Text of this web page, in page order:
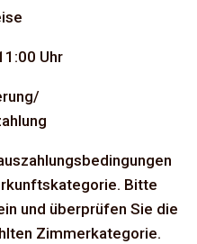
Uhr
Bitte
und überprüfen Sie die
Zimmerkategorie.